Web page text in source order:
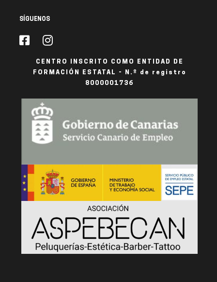
SÍGUENOS
CENTRO INSCRITO COMO ENTIDAD DE
FORMACIÓN ESTATAL - N.º de registro
8000001736